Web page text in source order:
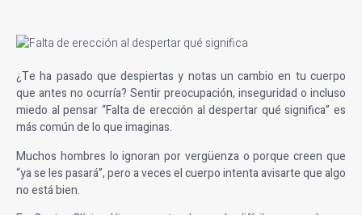
¿Te ha pasado que despiertas y notas un cambio en tu cuerpo
que antes no ocurría? Sentir preocupación, inseguridad o incluso
miedo al pensar “Falta de erección al despertar qué significa” es
más común de lo que imaginas.
Muchos hombres lo ignoran por vergüenza o porque creen que
“ya se les pasará”, pero a veces el cuerpo intenta avisarte que algo
no está bien.